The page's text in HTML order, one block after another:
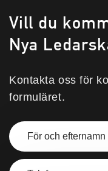
Vill du
Nya
Kontakta oss för
formuläret.